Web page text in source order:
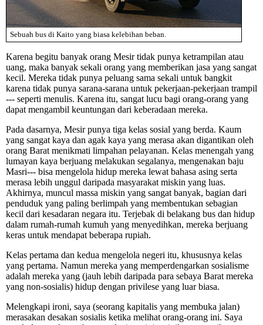
Sebuah bus di Kaito yang biasa kelebihan beban.
Karena begitu banyak orang Mesir tidak punya ketrampilan atau
uang, maka banyak sekali orang yang memberikan jasa yang sangat
kecil. Mereka tidak punya peluang sama sekali untuk bangkit
karena tidak punya sarana-sarana untuk pekerjaan-pekerjaan trampil
--- seperti menulis. Karena itu, sangat lucu bagi orang-orang yang
dapat mengambil keuntungan dari keberadaan mereka.
Pada dasarnya, Mesir punya tiga kelas sosial yang berda. Kaum
yang sangat kaya dan agak kaya yang merasa akan digantikan oleh
orang Barat menikmati limpahan pelayanan. Kelas menengah yang
lumayan kaya berjuang melakukan segalanya, mengenakan baju
Masri--- bisa mengelola hidup mereka lewat bahasa asing serta
merasa lebih unggul daripada masyarakat miskin yang luas.
Akhirnya, muncul massa miskin yang sangat banyak, bagian dari
penduduk yang paling berlimpah yang membentukan sebagian
kecil dari kesadaran negara itu. Terjebak di belakang bus dan hidup
dalam rumah-rumah kumuh yang menyedihkan, mereka berjuang
keras untuk mendapat beberapa rupiah.
Kelas pertama dan kedua mengelola negeri itu, khususnya kelas
yang pertama. Namun mereka yang memperdengarkan sosialisme
adalah mereka yang (jauh lebih daripada para sebaya Barat mereka
yang non-sosialis) hidup dengan privilese yang luar biasa.
Melengkapi ironi, saya (seorang kapitalis yang membuka jalan)
merasakan desakan sosialis ketika melihat orang-orang ini. Saya